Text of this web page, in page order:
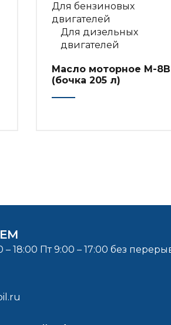
Для бензиновых
двигателей
Для дизельных
двигателей
Масло моторное М-8В
(бочка 205 л)
– 18:00 Пт 9:00 – 17:00 без